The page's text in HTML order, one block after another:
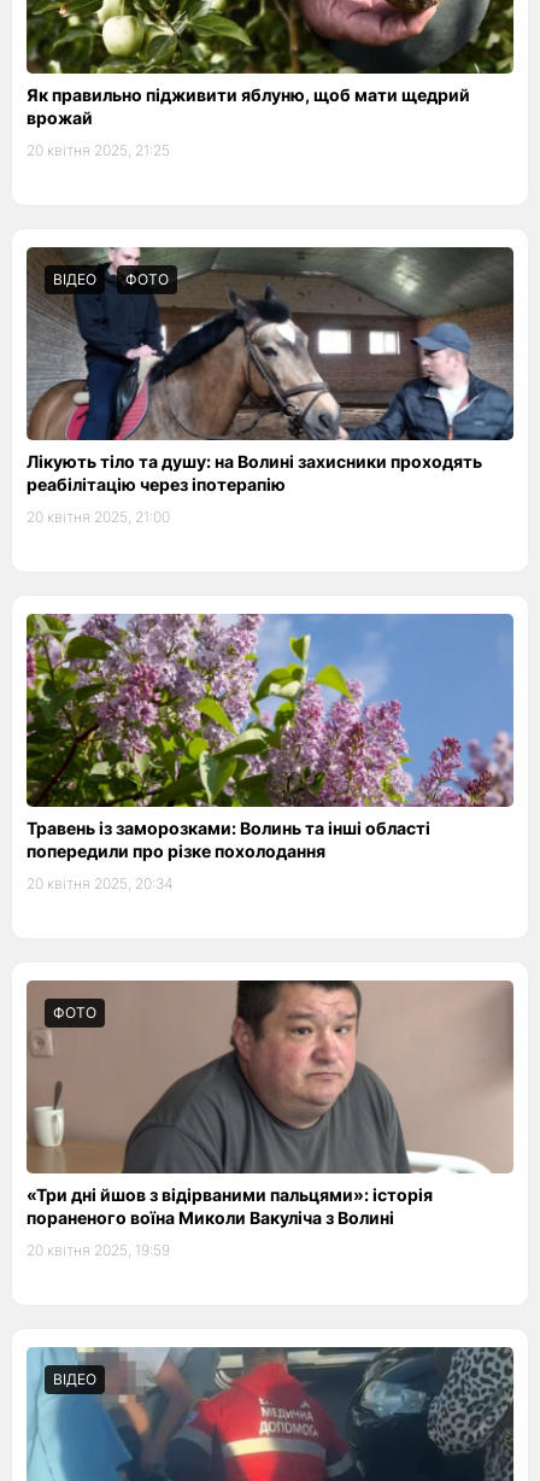
Як правильно підживити яблуню, щоб мати щедрий
врожай
20 квітня 2025, 21:25
ВІДЕО ФОТО
Лікують тіло та душу: на Волині захисники проходять
реабілітацію через іпотерапію
20 квітня 2025, 21:00
Травень із заморозками: Волинь та інші області
попередили про різке похолодання
20 квітня 2025, 20:34
ФОТО
«Три дні йшов з відірваними пальцями»: історія
пораненого воїна Миколи Вакуліча з Волині
20 квітня 2025, 19:59
ВІДЕО